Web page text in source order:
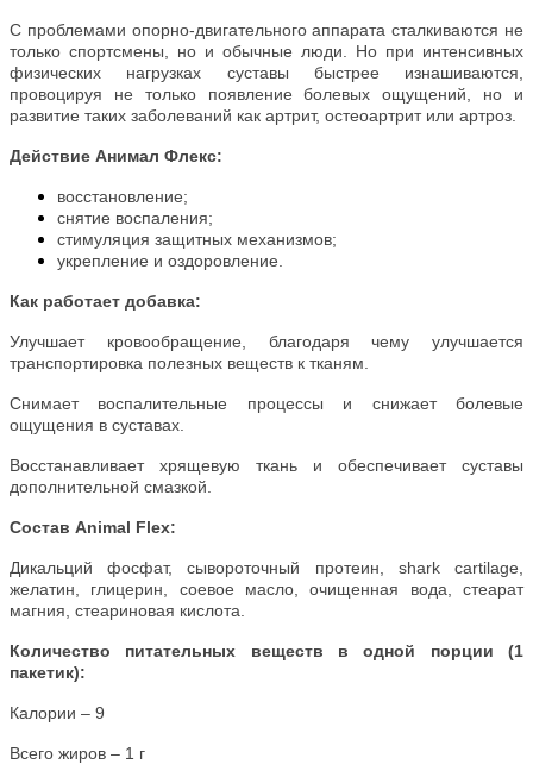
С проблемами опорно-двигательного аппарата сталкиваются не
только спортсмены, но и обычные люди. Но при интенсивных
физических нагрузках суставы быстрее изнашиваются,
провоцируя не только появление болевых ощущений, но и
развитие таких заболеваний как артрит, остеоартрит или артроз.
Действие Анимал Флекс:
восстановление;
снятие воспаления;
стимуляция защитных механизмов;
укрепление и оздоровление.
Как работает добавка:
Улучшает кровообращение, благодаря чему улучшается
транспортировка полезных веществ к тканям.
Снимает воспалительные процессы и снижает болевые
ощущения в суставах.
Восстанавливает хрящевую ткань и обеспечивает суставы
дополнительной смазкой.
Состав Animal Flex:
Дикальций фосфат, сывороточный протеин, shark cartilage,
желатин, глицерин, соевое масло, очищенная вода, стеарат
магния, стеариновая кислота.
Количество питательных веществ в одной порции (1
пакетик):
Калории – 9
Всего жиров – 1 г